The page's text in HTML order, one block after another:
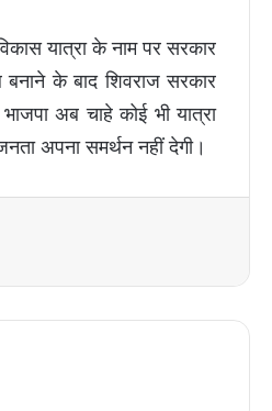
यात्रा के नाम पर सरकार
के बाद शिवराज सरकार
अब चाहे कोई भी यात्रा
अपना समर्थन नहीं देगी।